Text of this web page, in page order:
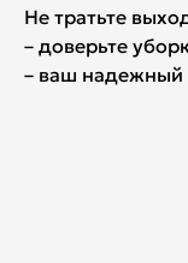
Не тратьте
– доверьте
– ваш надежный